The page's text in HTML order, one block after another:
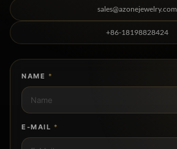
sales@azonejewelry.com
+86-18198828424
NAME *
E-MAIL *